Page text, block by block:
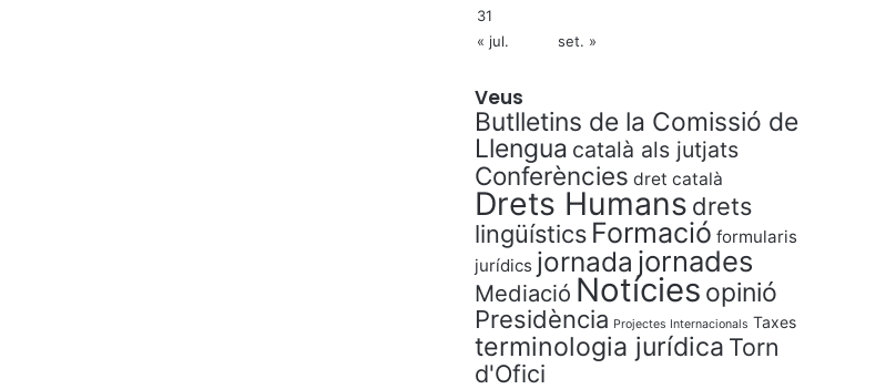
31
« jul.
set. »
Veus
Butlletins de la Comissió de
Llengua català als jutjats
Conferències dret català
Drets Humans drets
lingüístics Formació formularis
jurídics jornada jornades
Mediació Notícies opinió
Presidència Projectes Internacionals Taxes
terminologia jurídica Torn
d'Ofici